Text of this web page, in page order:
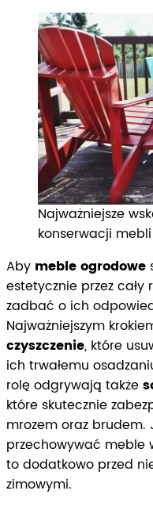
Najważniejsze
konserwacji
Aby meble ogrodowe
estetycznie przez cały
zadbać o ich
Najważniejszym
czyszczenie, które
ich trwałemu
rolę odgrywają także
które skutecznie
mrozem oraz brudem.
przechowywać meble
to dodatkowo przed
zimowymi.